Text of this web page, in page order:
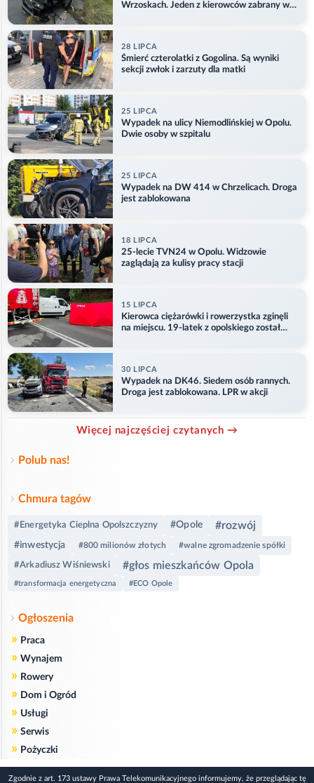
Wrzoskach. Jeden z kierowców zabrany w
28 LIPCA
Śmierć czterolatki z Gogolina. Są wyniki
sekcji zwłok i zarzuty dla matki
25 LIPCA
Wypadek na ulicy Niemodlińskiej w Opolu.
Dwie osoby w szpitalu
25 LIPCA
Wypadek na DW 414 w Chrzelicach. Droga
jest zablokowana
18 LIPCA
25-lecie TVN24 w Opolu. Widzowie
zaglądają za kulisy pracy stacji
15 LIPCA
Kierowca ciężarówki i rowerzystka zginęli
na miejscu. 19-latek z opolskiego został
30 LIPCA
Wypadek na DK46. Siedem osób rannych.
Droga jest zablokowana. LPR w akcji
Więcej najczęściej czytanych →
Polub nas!
Chmura tagów
#Energetyka Cieplna Opolszczyzny #Opole #rozwój
#inwestycja #800 milionów złotych #walne zgromadzenie spółki
#Arkadiusz Wiśniewski #głos mieszkańców Opola
#transformacja energetyczna #ECO Opole
Ogłoszenia
» Praca
» Wynajem
» Rowery
» Dom i Ogród
» Usługi
» Serwis
» Pożyczki
Zgodnie z art. 173 ustawy Prawa Telekomunikacyjnego informujemy, że przeglądając tę